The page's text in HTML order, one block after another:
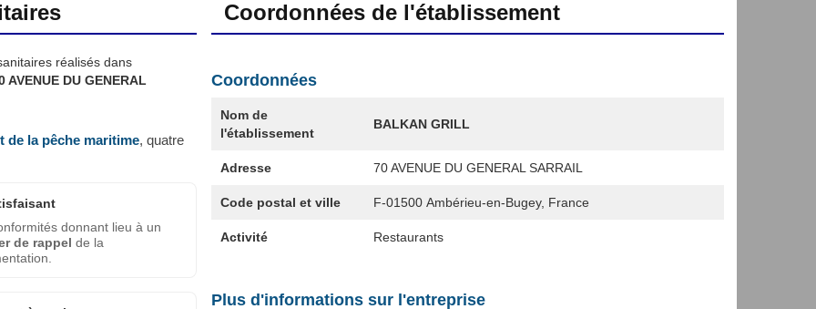
réalisés dans
AVENUE DU GENERAL
de la pêche maritime, quatre
donnant lieu à un
de rappel de la
Coordonnées de l'établissement
Coordonnées
Nom de
l'établissement
BALKAN GRILL
Adresse 70 AVENUE DU GENERAL SARRAIL
Code postal et ville F-01500 Ambérieu-en-Bugey, France
Activité Restaurants
Plus d'informations sur l'entreprise